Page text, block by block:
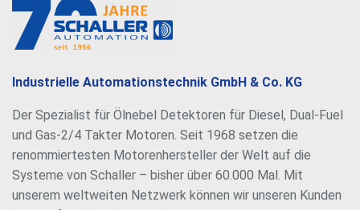
Passwort
Industrielle Automationstechnik GmbH & Co. KG
Der Spezialist für Ölnebel Detektoren für Diesel, Dual-Fuel
und Gas-2/4 Takter Motoren. Seit 1968 setzen die
renommiertesten Motorenhersteller der Welt auf die
Systeme von Schaller – bisher über 60.000 Mal. Mit
unserem weltweiten Netzwerk können wir unseren Kunden